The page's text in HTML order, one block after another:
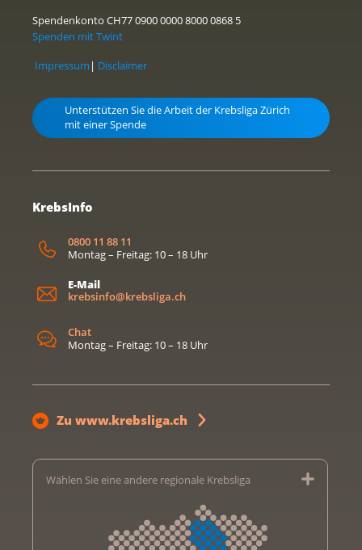
Spendenkonto CH77 0900 0000 8000 0868 5
Spenden mit Twint
Impressum | Disclaimer
Unterstützen Sie die Arbeit der Krebsliga Zürich
mit einer Spende
KrebsInfo
0800 11 88 11
Montag – Freitag: 10 – 18 Uhr
E-Mail
krebsinfo@krebsliga.ch
Chat
Montag – Freitag: 10 – 18 Uhr
Zu www.krebsliga.ch
Wählen Sie eine andere regionale Krebsliga